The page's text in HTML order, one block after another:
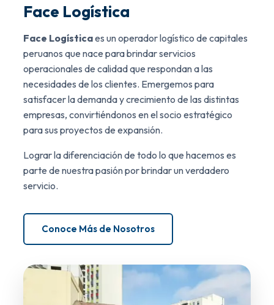
Face Logística
Face Logísticaes un operador logístico de capitales
peruanos que nace para brindar servicios
operacionales de calidad que respondan a las
necesidades de los clientes. Emergemos para
satisfacer la demanda y crecimiento de las distintas
empresas, convirtiéndonos en el socio estratégico
para sus proyectos de expansión.
Lograr la diferenciación de todo lo que hacemos es
parte de nuestra pasión por brindar un verdadero
servicio.
Conoce Más de Nosotros